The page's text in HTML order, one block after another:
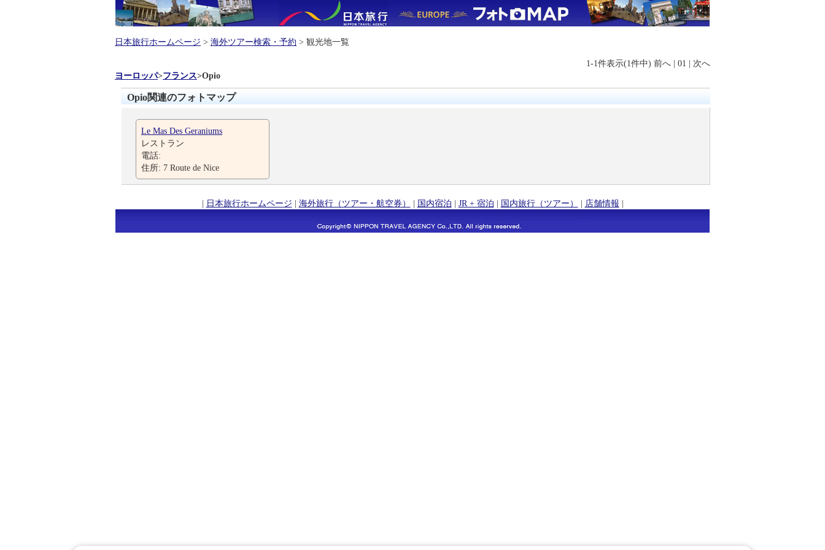
日本旅行ホームページ > 海外ツアー検索・予約 > 観光地一覧
1-1件表示(1件中) 前へ | 01 | 次へ
ヨーロッパ>フランス>Opio
Opio関連のフォトマップ
Le Mas Des Geraniums
レストラン
電話:
住所: 7 Route de Nice
| 日本旅行ホームページ | 海外旅行（ツアー・航空券） | 国内宿泊 | JR + 宿泊 | 国内旅行（ツアー） | 店舗情報 |